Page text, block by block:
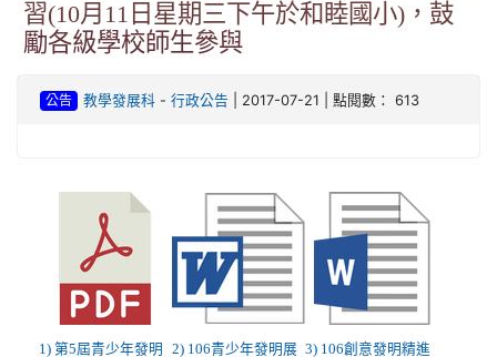
習(10月11日星期三下午於和睦國小)，鼓
勵各級學校師生參與
公告 教學發展科- 行政公告 | 2017-07-21 | 點閱數： 613
1) 第5屆青少年發明
2) 106青少年發明展 3) 106創意發明精進